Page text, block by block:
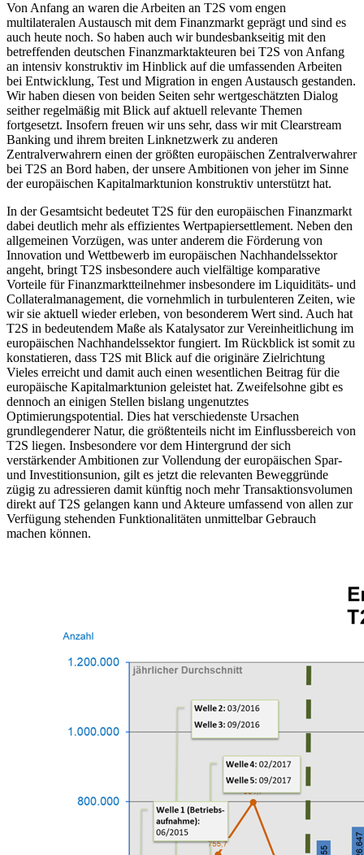
Von Anfang an waren die Arbeiten an T2S vom engen
multilateralen Austausch mit dem Finanzmarkt geprägt und sind es
auch heute noch. So haben auch wir bundesbankseitig mit den
betreffenden deutschen Finanzmarktakteuren bei T2S von Anfang
an intensiv konstruktiv im Hinblick auf die umfassenden Arbeiten
bei Entwicklung, Test und Migration in engen Austausch gestanden.
Wir haben diesen von beiden Seiten sehr wertgeschätzten Dialog
seither regelmäßig mit Blick auf aktuell relevante Themen
fortgesetzt. Insofern freuen wir uns sehr, dass wir mit Clearstream
Banking und ihrem breiten Linknetzwerk zu anderen
Zentralverwahrern einen der größten europäischen Zentralverwahrer
bei T2S an Bord haben, der unsere Ambitionen von jeher im Sinne
der europäischen Kapitalmarktunion konstruktiv unterstützt hat.
In der Gesamtsicht bedeutet T2S für den europäischen Finanzmarkt
dabei deutlich mehr als effizientes Wertpapiersettlement. Neben den
allgemeinen Vorzügen, was unter anderem die Förderung von
Innovation und Wettbewerb im europäischen Nachhandelssektor
angeht, bringt T2S insbesondere auch vielfältige komparative
Vorteile für Finanzmarktteilnehmer insbesondere im Liquiditäts- und
Collateralmanagement, die vornehmlich in turbulenteren Zeiten, wie
wir sie aktuell wieder erleben, von besonderem Wert sind. Auch hat
T2S in bedeutendem Maße als Katalysator zur Vereinheitlichung im
europäischen Nachhandelssektor fungiert. Im Rückblick ist somit zu
konstatieren, dass T2S mit Blick auf die originäre Zielrichtung
Vieles erreicht und damit auch einen wesentlichen Beitrag für die
europäische Kapitalmarktunion geleistet hat. Zweifelsohne gibt es
dennoch an einigen Stellen bislang ungenutztes
Optimierungspotential. Dies hat verschiedenste Ursachen
grundlegenderer Natur, die größtenteils nicht im Einflussbereich von
T2S liegen. Insbesondere vor dem Hintergrund der sich
verstärkender Ambitionen zur Vollendung der europäischen Spar-
und Investitionsunion, gilt es jetzt die relevanten Beweggründe
zügig zu adressieren damit künftig noch mehr Transaktionsvolumen
direkt aufT2S gelangen kann und Akteure umfassend von allen zur
Verfügung stehenden Funktionalitäten unmittelbar Gebrauch
machen können.